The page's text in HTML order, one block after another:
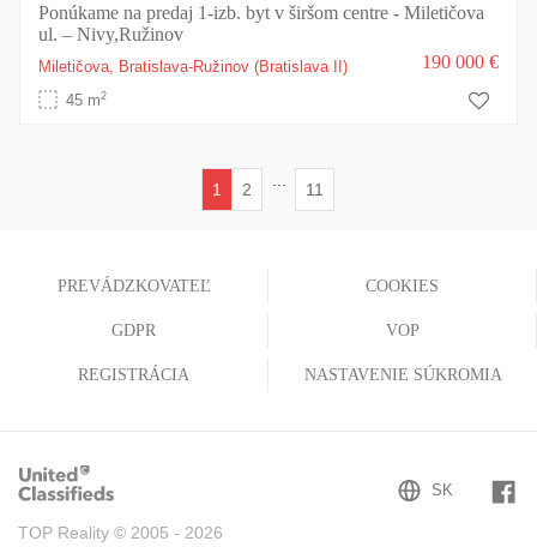
Ponúkame na predaj 1-izb. byt v širšom centre - Miletičova
ul. – Nivy,Ružinov
Miletičova, Bratislava-Ružinov (Bratislava II)
45 m2
190 000 €
1
2 11
PREVÁDZKOVATEĽ COOKIES
GDPR VOP
REGISTRÁCIA NASTAVENIE SÚKROMIA
TOP Reality © 2005 - 2026